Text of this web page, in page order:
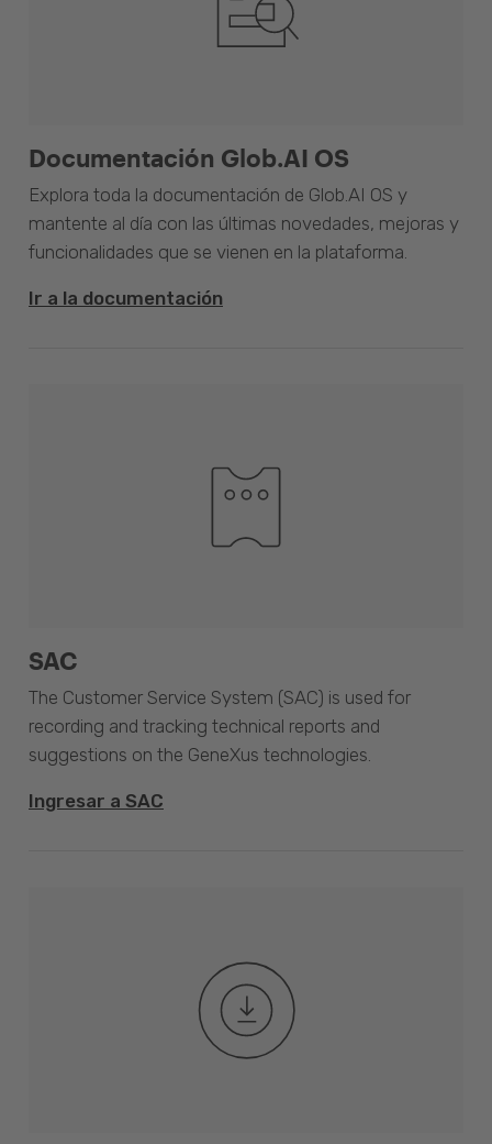
Documentación Glob.AI OS
Explora toda la documentación de Glob.AI OS y
mantente al día con las últimas novedades, mejoras y
funcionalidades que se vienen en la plataforma.
Ir a la documentación
SAC
The Customer Service System (SAC) is used for
recording and tracking technical reports and
suggestions on the GeneXus technologies.
Ingresar a SAC